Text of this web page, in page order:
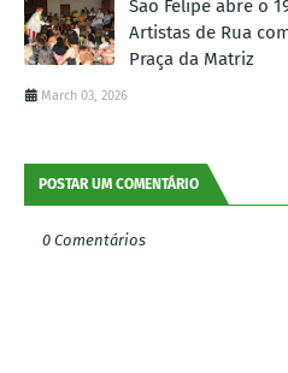
São Felipe abre o
Artistas de Rua
Praça da Matriz
March 03, 2026
POSTAR UM COMENTÁRIO
0 Comentários